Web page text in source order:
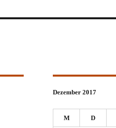
Dezember 2017
M D